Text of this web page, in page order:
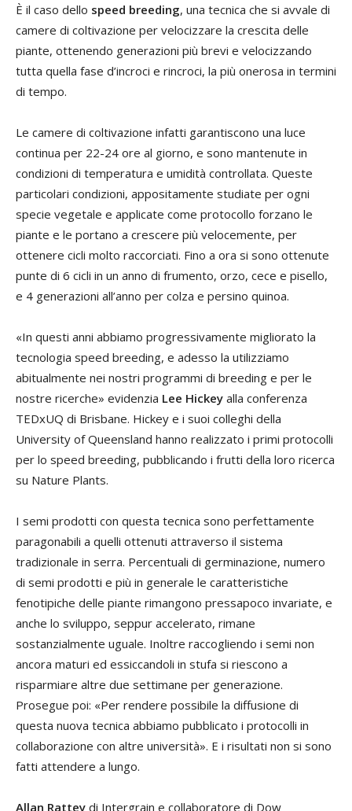
È il caso dello speed breeding, una tecnica che si avvale di
camere di coltivazione per velocizzare la crescita delle
piante, ottenendo generazioni più brevi e velocizzando
tutta quella fase d’incroci e rincroci, la più onerosa in termini
di tempo.
Le camere di coltivazione infatti garantiscono una luce
continua per 22-24 ore al giorno, e sono mantenute in
condizioni di temperatura e umidità controllata. Queste
particolari condizioni, appositamente studiate per ogni
specie vegetale e applicate come protocollo forzano le
piante e le portano a crescere più velocemente, per
ottenere cicli molto raccorciati. Fino a ora si sono ottenute
punte di 6 cicli in un anno di frumento, orzo, cece e pisello,
e 4 generazioni all’anno per colza e persino quinoa.
«In questi anni abbiamo progressivamente migliorato la
tecnologia speed breeding, e adesso la utilizziamo
abitualmente nei nostri programmi di breeding e per le
nostre ricerche» evidenzia Lee Hickey alla conferenza
TEDxUQ di Brisbane. Hickey e i suoi colleghi della
University of Queensland hanno realizzato i primi protocolli
per lo speed breeding, pubblicando i frutti della loro ricerca
su Nature Plants.
I semi prodotti con questa tecnica sono perfettamente
paragonabili a quelli ottenuti attraverso il sistema
tradizionale in serra. Percentuali di germinazione, numero
di semi prodotti e più in generale le caratteristiche
fenotipiche delle piante rimangono pressapoco invariate, e
anche lo sviluppo, seppur accelerato, rimane
sostanzialmente uguale. Inoltre raccogliendo i semi non
ancora maturi ed essiccandoli in stufa si riescono a
risparmiare altre due settimane per generazione.
Prosegue poi: «Per rendere possibile la diffusione di
questa nuova tecnica abbiamo pubblicato i protocolli in
collaborazione con altre università». E i risultati non si sono
fatti attendere a lungo.
Allan Rattey di Intergrain e collaboratore di Dow